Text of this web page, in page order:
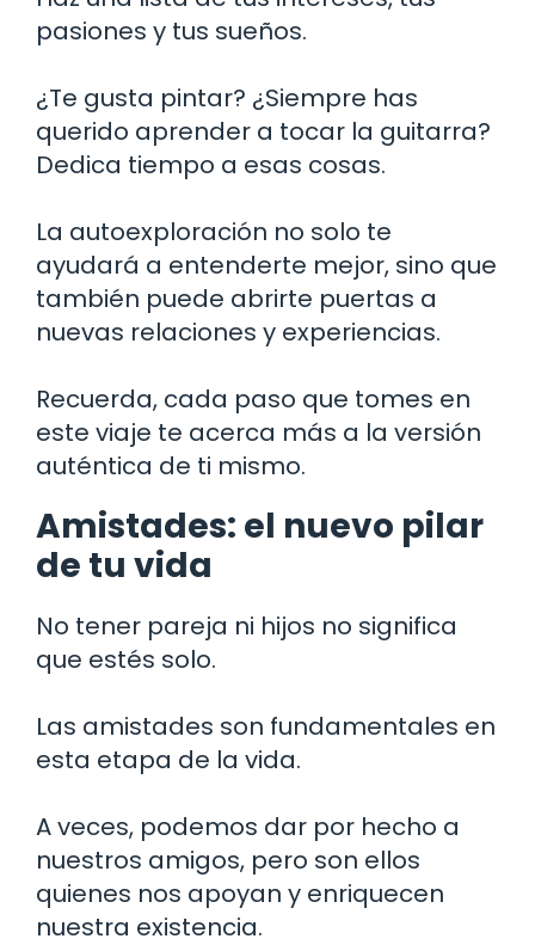
pasiones y tus sueños.
¿Te gusta pintar? ¿Siempre has
querido aprender a tocar la guitarra?
Dedica tiempo a esas cosas.
La autoexploración no solo te
ayudará a entenderte mejor, sino que
también puede abrirte puertas a
nuevas relaciones y experiencias.
Recuerda, cada paso que tomes en
este viaje te acerca más a la versión
auténtica de ti mismo.
Amistades: el nuevo pilar
de tu vida
No tener pareja ni hijos no significa
que estés solo.
Las amistades son fundamentales en
esta etapa de la vida.
A veces, podemos dar por hecho a
nuestros amigos, pero son ellos
quienes nos apoyan y enriquecen
nuestra existencia.